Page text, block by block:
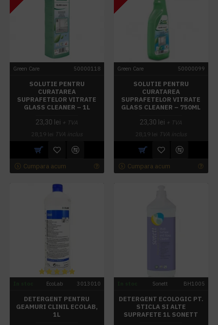
Green Care 50000118
SOLUTIE PENTRU
CURATAREA
SUPRAFETELOR VITRATE
GLASS CLEANER – 1L
23,30 lei + TVA
28,19 lei TVA inclus
Cumpara acum
Green Care 50000099
SOLUTIE PENTRU
CURATAREA
SUPRAFETELOR VITRATE
GLASS CLEANER – 750ML
23,30 lei + TVA
28,19 lei TVA inclus
Cumpara acum
EcoLab 3013010
DETERGENT PENTRU
GEAMURI CLINIL ECOLAB,
1L
Sonett BH1005
DETERGENT ECOLOGIC PT.
STICLA SI ALTE
SUPRAFETE 1L SONETT